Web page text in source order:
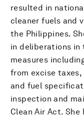
resulted in
cleaner fuels and
the Philippines.
in deliberations in
measures
from excise
and fuel
inspection and
Clean Air Act.